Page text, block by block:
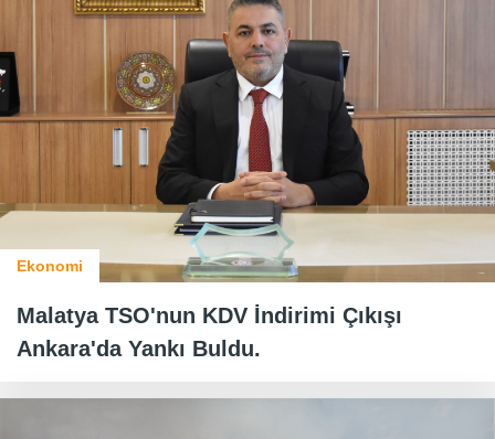
Ekonomi
Malatya TSO'nun KDV İndirimi Çıkışı
Ankara'da Yankı Buldu.